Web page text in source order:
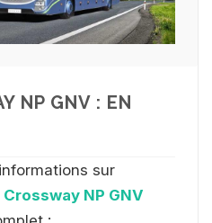
NP GNV : EN
sur
NP GNV